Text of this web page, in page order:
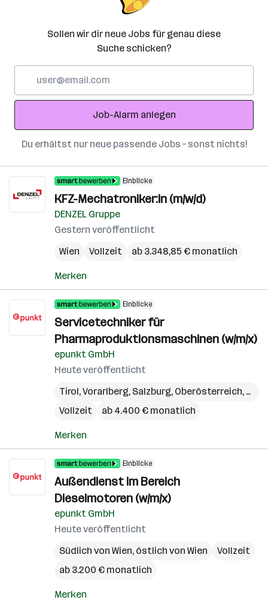
Sollen wir dir neue Jobs für genau diese
Suche schicken?
Adresse
Job-Alarm anlegen
Du erhältst nur neue passende Jobs – sonst nichts!
Einblicke
KFZ-Mechatroniker:in (m/w/d)
DENZEL Gruppe
Gestern veröffentlicht
Wien
Vollzeit ab 3.348,85 € monatlich
Merken
Einblicke
Servicetechniker für
Pharmaproduktionsmaschinen (w/m/x)
epunkt GmbH
Heute veröffentlicht
Tirol,Vorarlberg, Salzburg, Oberösterreich,
Vollzeit
ab 4.400 € monatlich
Merken
Einblicke
Außendienst im Bereich
Dieselmotoren (w/m/x)
epunkt GmbH
Heute veröffentlicht
Südlich von Wien, östlich von Wien
Vollzeit
ab 3.200 € monatlich
Merken